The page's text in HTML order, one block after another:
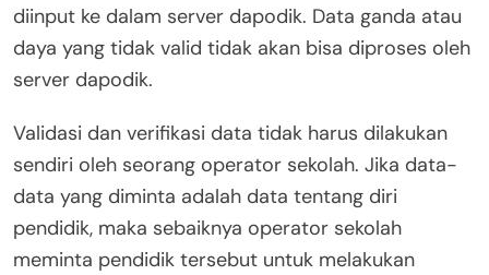
diinput ke dalam server dapodik. Data ganda atau
daya yang tidak valid tidak akan bisa diproses oleh
server dapodik.
Validasi dan verifikasi data tidak harus dilakukan
sendiri oleh seorang operator sekolah. Jika data-
data yang diminta adalah data tentang diri
pendidik, maka sebaiknya operator sekolah
meminta pendidik tersebut untuk melakukan